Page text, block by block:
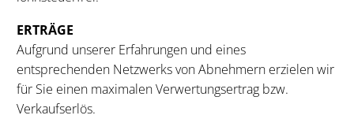
ERTRÄGE
Aufgrund unserer Erfahrungen und eines
entsprechenden Netzwerks von Abnehmern erzielen wir
für Sie einen maximalen Verwertungsertrag bzw.
Verkaufserlös.